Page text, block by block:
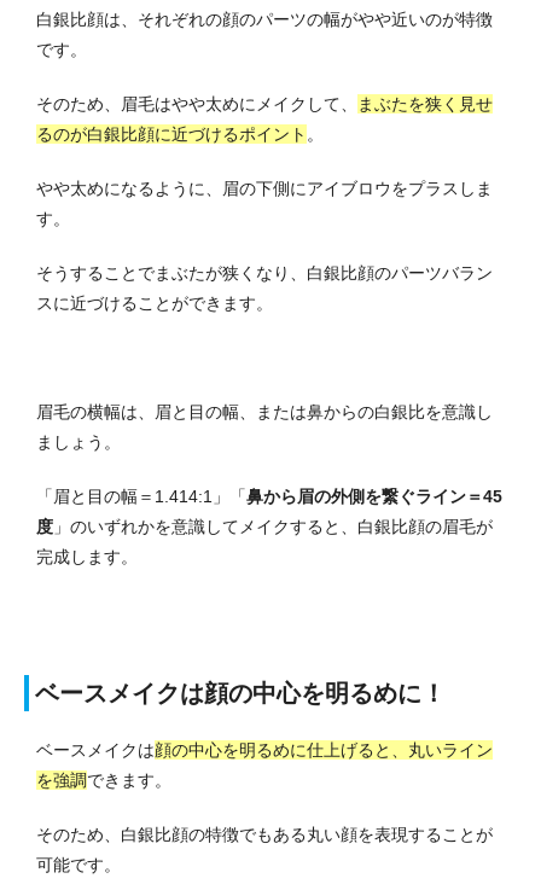
白銀比顔は、それぞれの顔のパーツの幅がやや近いのが特徴
です。
そのため、眉毛はやや太めにメイクして、
まぶたを狭く見せ
るのが白銀比顔に近づけるポイント 。
やや太めになるように、眉の下側にアイブロウをプラスしま
す。
そうすることでまぶたが狭くなり、白銀比顔のパーツバラン
スに近づけることができます。
眉毛の横幅は、眉と目の幅、または鼻からの白銀比を意識し
ましょう。
「眉と目の幅＝1.414:1」「鼻から眉の外側を繋ぐライン＝45
度 」のいずれかを意識してメイクすると、白銀比顔の眉毛が
完成します。
ベースメイクは顔の中心を明るめに！
ベースメイクは顔の中心を明るめに仕上げると、丸いライン
を強調できます。
そのため、白銀比顔の特徴でもある丸い顔を表現することが
可能です。